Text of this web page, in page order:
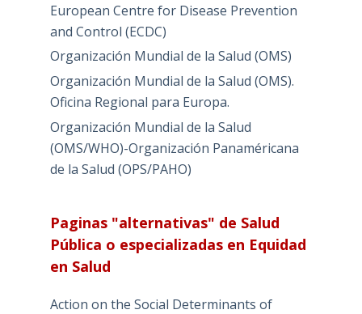
European Centre for Disease Prevention
and Control (ECDC)
Organización Mundial de la Salud (OMS)
Organización Mundial de la Salud (OMS).
Oficina Regional para Europa.
Organización Mundial de la Salud
(OMS/WHO)-Organización Panaméricana
de la Salud (OPS/PAHO)
Paginas "alternativas" de Salud
Pública o especializadas en Equidad
en Salud
Action on the Social Determinants of